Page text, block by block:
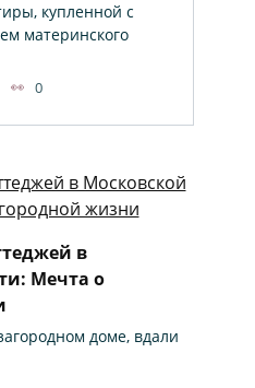
купленной с
материнского
0
в
Мечта о
доме, вдали